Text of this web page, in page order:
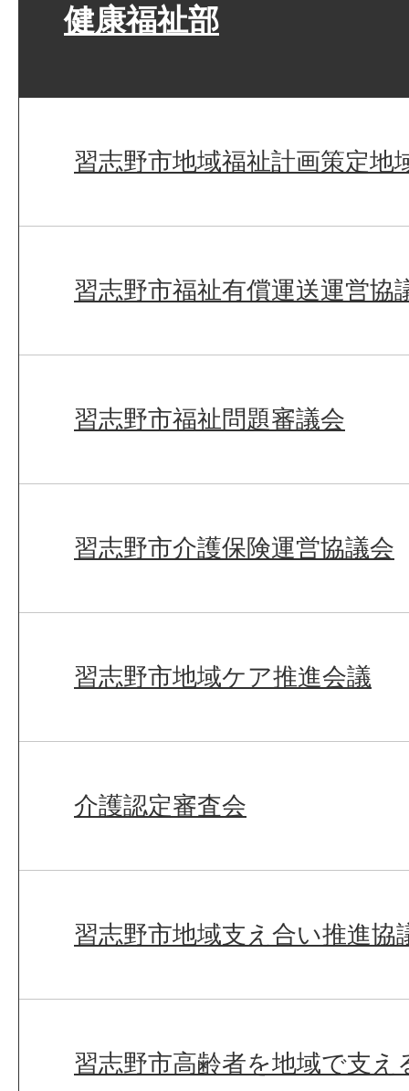
健康福祉部
習志野市地域福祉計画策定地
習志野市福祉有償運送運営協
習志野市福祉問題審議会
習志野市介護保険運営協議会
習志野市地域ケア推進会議
介護認定審査会
習志野市地域支え合い推進協
習志野市高齢者を地域で支え